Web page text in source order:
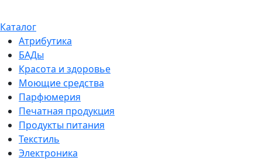
Каталог
Атрибутика
БАДы
Красота и здоровье
Моющие средства
Парфюмерия
Печатная продукция
Продукты питания
Текстиль
Электроника